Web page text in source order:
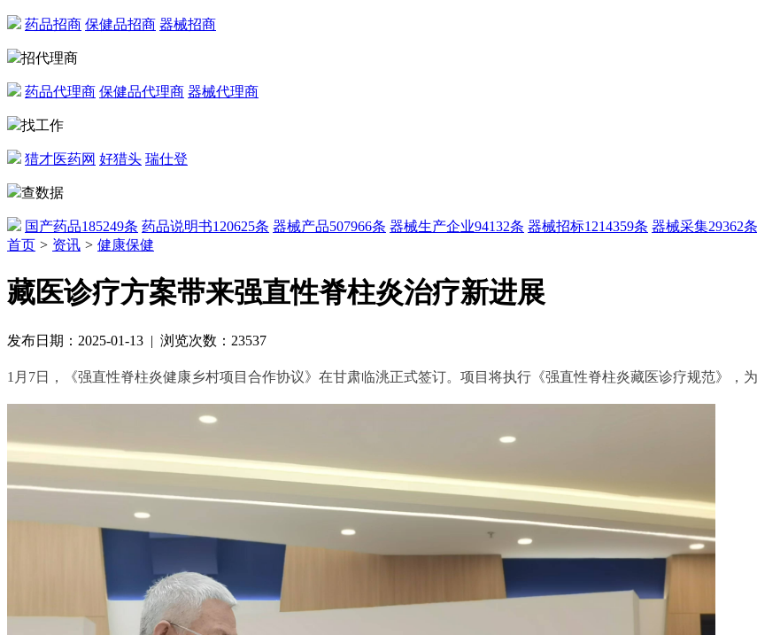
药品招商 保健品招商 器械招商
招代理商
药品代理商 保健品代理商 器械代理商
找工作
猎才医药网 好猎头 瑞仕登
查数据
国产药品185249条 药品说明书120625条 器械产品507966条 器械生产企业94132条 器械招标1214359条 器械采集29362条
首页 > 资讯 > 健康保健
藏医诊疗方案带来强直性脊柱炎治疗新进展
发布日期：2025-01-13 | 浏览次数：23537
1月7日，《强直性脊柱炎健康乡村项目合作协议》在甘肃临洮正式签订。项目将执行《强直性脊柱炎藏医诊疗规范》，